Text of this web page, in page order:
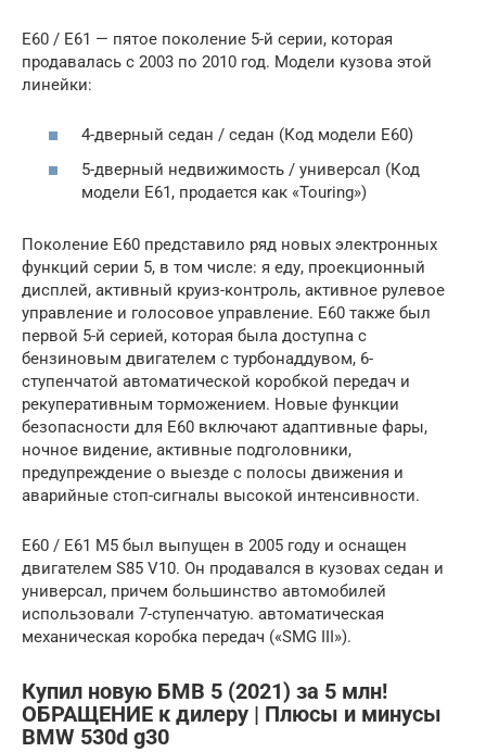
E60 / E61 — пятое поколение 5-й серии, которая
продавалась с 2003 по 2010 год. Модели кузова этой
линейки:
4-дверный седан / седан (Код модели E60)
5-дверный недвижимость / универсал (Код
модели E61, продается как «Touring»)
Поколение E60 представило ряд новых электронных
функций серии 5, в том числе: я еду, проекционный
дисплей, активный круиз-контроль, активное рулевое
управление и голосовое управление. E60 также был
первой 5-й серией, которая была доступна с
бензиновым двигателем с турбонаддувом, 6-
ступенчатой ​​автоматической коробкой передач и
рекуперативным торможением. Новые функции
безопасности для E60 включают адаптивные фары,
ночное видение, активные подголовники,
предупреждение о выезде с полосы движения и
аварийные стоп-сигналы высокой интенсивности.
E60 / E61 M5 был выпущен в 2005 году и оснащен
двигателем S85 V10. Он продавался в кузовах седан и
универсал, причем большинство автомобилей
использовали 7-ступенчатую. автоматическая
механическая коробка передач («SMG III»).
Купил новую БМВ 5 (2021) за 5 млн!
ОБРАЩЕНИЕ к дилеру | Плюсы и минусы
BMW 530d g30